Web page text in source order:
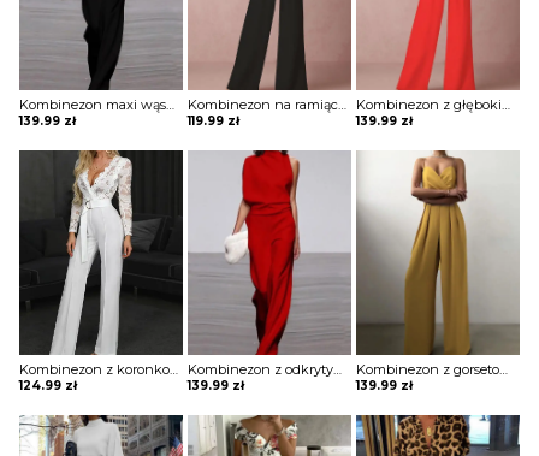
Kombinezon maxi wąski z odkrytym ramieniem
139.99 zł
Kombinezon na ramiączkach z głębokim dekoltem w kształcie litery V
119.99 zł
Kombinezon z głębokim dekoltem w kształcie litery V i roszerzanymi spodniami
139.99 zł
Kombinezon z koronkową górą i ozdobnym paskiem
124.99 zł
Kombinezon z odkrytym ramieniem i luźnym dołem
139.99 zł
Kombinezon z gorsetową górą i szerokimi nogawkami
139.99 zł